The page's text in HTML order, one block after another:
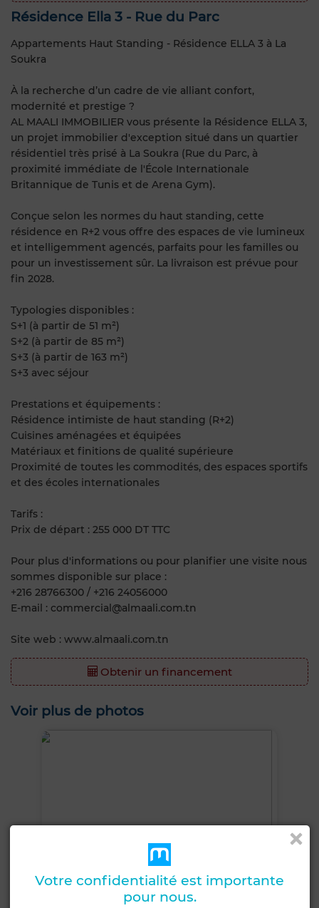
Résidence Ella 3 - Rue du Parc
Appartements Haut Standing - Résidence ELLA 3 à La
Soukra
À la recherche d’un cadre de vie alliant confort,
modernité et prestige ?
AL MAALI IMMOBILIER vous présente la Résidence ELLA 3,
un projet immobilier d'exception situé dans un quartier
résidentiel très prisé à La Soukra (Rue du Parc, à
proximité immédiate de l'École Internationale
Britannique de Tunis et de Arena Gym).
Conçue selon les normes du haut standing, cette
résidence en R+2 vous offre des espaces de vie lumineux
et intelligemment agencés, parfaits pour les familles ou
pour un investissement sûr. La livraison est prévue pour
fin 2028.
Typologies disponibles :
S+1 (à partir de 51 m²)
S+2 (à partir de 85 m²)
S+3 (à partir de 163 m²)
S+3 avec séjour
Prestations et équipements :
Résidence intimiste de haut standing (R+2)
Cuisines aménagées et équipées
Matériaux et finitions de qualité supérieure
Proximité de toutes les commodités, des espaces sportifs
et des écoles internationales
Tarifs :
Prix de départ : 255 000 DT TTC
Pour plus d'informations ou pour planifier une visite nous
sommes disponible sur place :
+216 28766300 / +216 24056000
E-mail : commercial@almaali.com.tn
Site web : www.almaali.com.tn
Obtenir un financement
Voir plus de photos
Votre confidentialité est importante
pour nous.